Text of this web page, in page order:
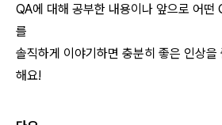
QA에 대해 공부한 내용이나 앞으로 어떤
를
솔직하게 이야기하면 충분히 좋은 인상
해요!